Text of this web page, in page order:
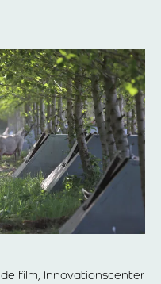
film, Innovationscenter